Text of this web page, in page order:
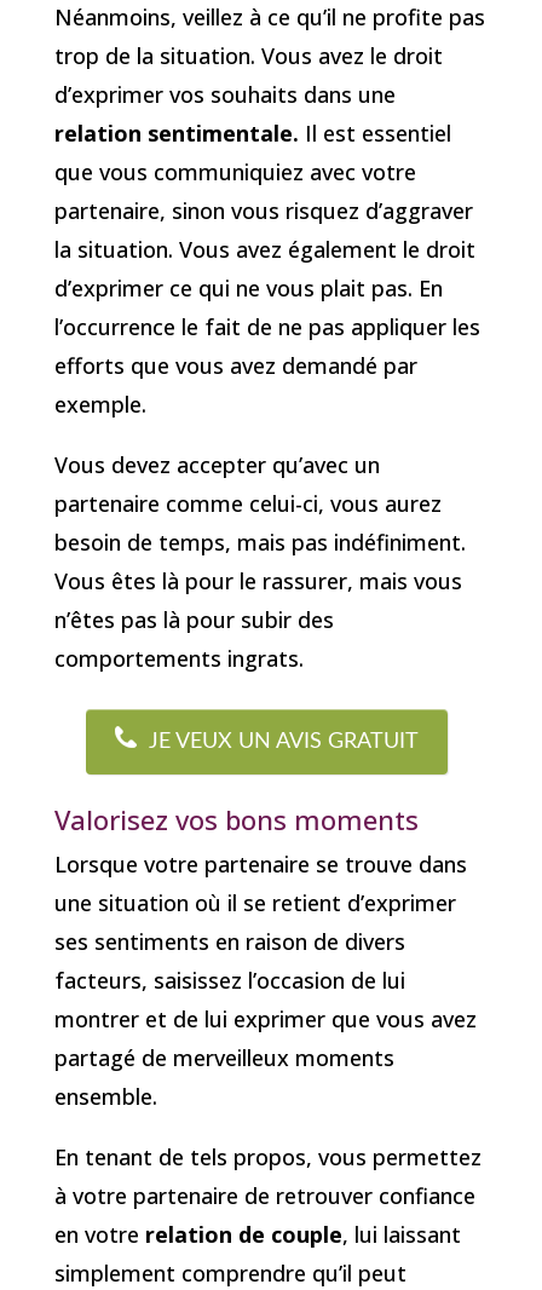
Néanmoins, veillez à ce qu’il ne profite pas
trop de la situation. Vous avez le droit
d’exprimer vos souhaits dans une
relation sentimentale. Il est essentiel
que vous communiquiez avec votre
partenaire, sinon vous risquez d’aggraver
la situation. Vous avez également le droit
d’exprimer ce qui ne vous plait pas. En
l’occurrence le fait de ne pas appliquer les
efforts que vous avez demandé par
exemple.
Vous devez accepter qu’avec un
partenaire comme celui-ci, vous aurez
besoin de temps, mais pas indéfiniment.
Vous êtes là pour le rassurer, mais vous
n’êtes pas là pour subir des
comportements ingrats.
JE VEUX UN AVIS GRATUIT
Valorisez vos bons moments
Lorsque votre partenaire se trouve dans
une situation où il se retient d’exprimer
ses sentiments en raison de divers
facteurs, saisissez l’occasion de lui
montrer et de lui exprimer que vous avez
partagé de merveilleux moments
ensemble.
En tenant de tels propos, vous permettez
à votre partenaire de retrouver confiance
en votre relation de couple, lui laissant
simplement comprendre qu’il peut